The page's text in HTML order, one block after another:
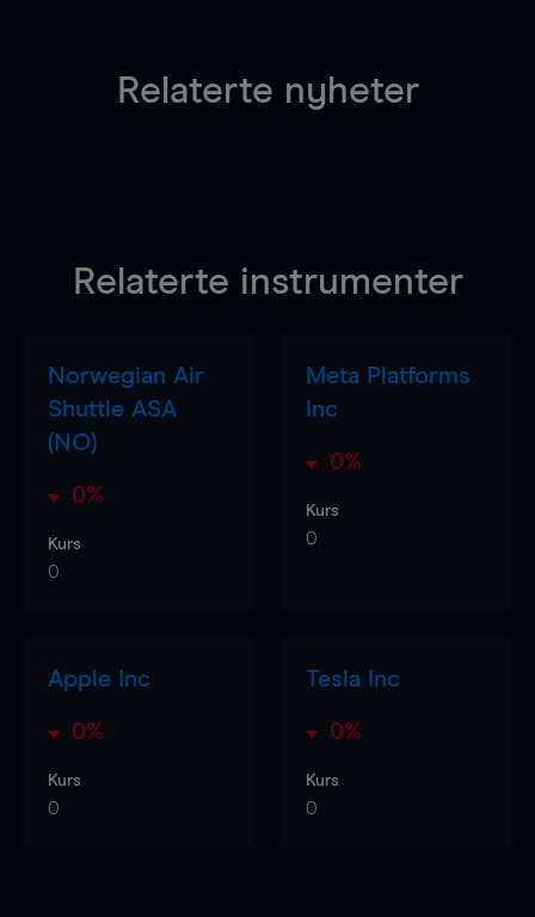
Relaterte nyheter
Relaterte instrumenter
Norwegian Air
Shuttle ASA
(NO)
0%
Kurs
0
Meta Platforms
Inc
0%
Kurs
0
Apple Inc
0%
Kurs
0
Tesla Inc
0%
Kurs
0